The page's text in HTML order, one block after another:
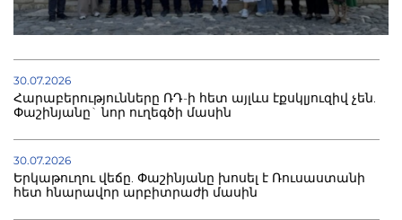
30.07.2026
Հարաբերությունները ՌԴ-ի հետ այլևս էքսկլյուզիվ չեն.
Փաշինյանը` նոր ուղեգծի մասին
30.07.2026
Երկաթուղու վեճը. Փաշինյանը խոսել է Ռուսաստանի
հետ հնարավոր արբիտրաժի մասին